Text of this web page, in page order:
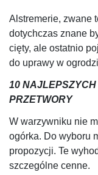
Alstremerie, zwane
dotychczas znane
cięty, ale ostatnio
do uprawy w
10 NAJLEPSZYCH
PRZETWORY
W warzywniku nie
ogórka. Do wyboru
propozycji. Te
szczególne cenne.